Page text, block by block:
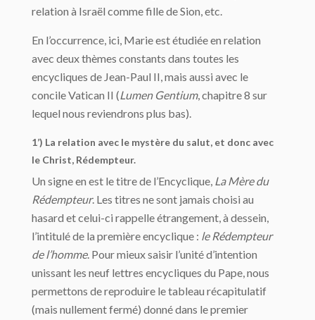
relation à Israël comme fille de Sion, etc.
En l’occurrence, ici, Marie est étudiée en relation
avec deux thèmes constants dans toutes les
encycliques de Jean-Paul II, mais aussi avec le
concile Vatican II (Lumen Gentium, chapitre 8 sur
lequel nous reviendrons plus bas).
1’) La relation avec le mystère du salut, et donc avec
le Christ, Rédempteur.
Un signe en est le titre de l’Encyclique, La Mère du
Rédempteur. Les titres ne sont jamais choisi au
hasard et celui-ci rappelle étrangement, à dessein,
l’intitulé de la première encyclique : le Rédempteur
de l’homme. Pour mieux saisir l’unité d’intention
unissant les neuf lettres encycliques du Pape, nous
permettons de reproduire le tableau récapitulatif
(mais nullement fermé) donné dans le premier